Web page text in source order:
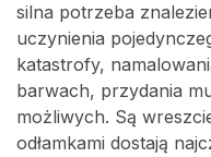
silna potrzeba
uczynienia
katastrofy,
barwach, przydania
możliwych. Są
odłamkami dostają